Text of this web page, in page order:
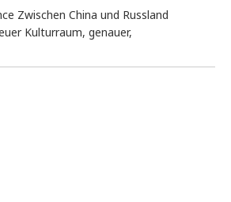
Zwischen China und Russland
Kulturraum, genauer,